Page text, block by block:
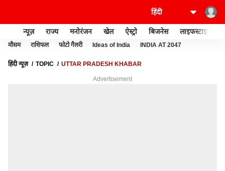
न्यूज़ राज्य मनोरंजन खेल ऐस्ट्रो बिजनेस लाइफस्टाइल
मौसम राशिफल फोटो गैलरी Ideas of India INDIA AT 2047
हिंदी न्यूज़ TOPIC UTTAR PRADESH KHABAR
Advertisement